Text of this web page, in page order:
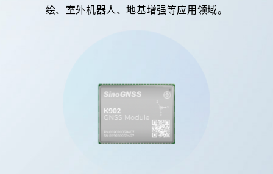
绘、室外机器人、地基增强等应用领域。